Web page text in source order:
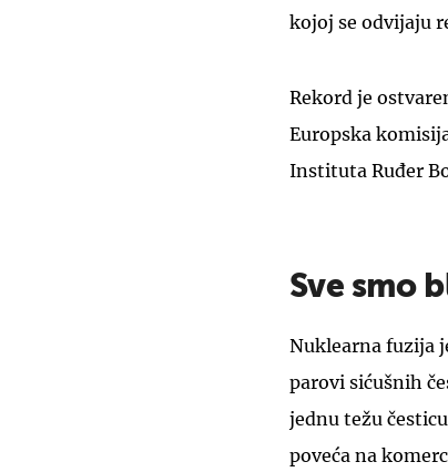
kojoj se odvijaju
Rekord je
Europska
Instituta Ruđer
Sve smo
Nuklearna fuzija
parovi sićušnih
jednu težu
poveća na